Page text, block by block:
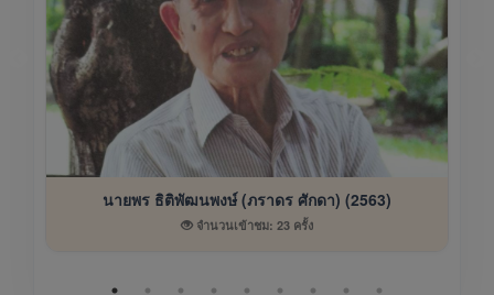
นายพร ธิติพัฒนพงษ์ (ภราดร ศักดา) (2563)
จำนวนเข้าชม: 23 ครั้ง